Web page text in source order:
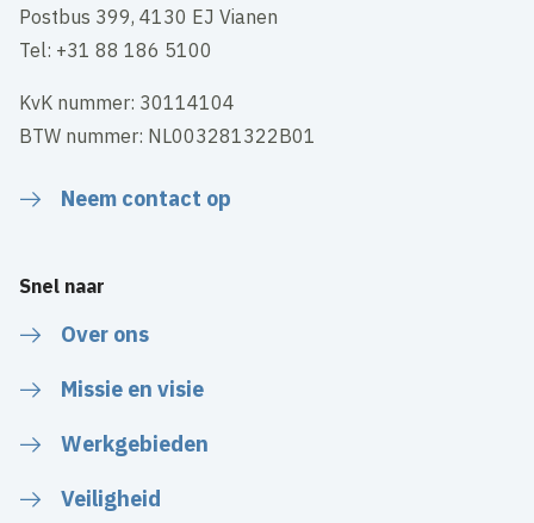
Postbus 399, 4130 EJ Vianen
Tel: +31 88 186 5100
KvK nummer: 30114104
BTW nummer: NL003281322B01
Neem contact op
Snel naar
Over ons
Missie en visie
Werkgebieden
Veiligheid